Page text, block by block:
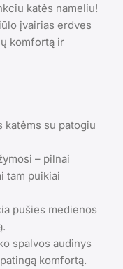
katės nameliu!
įvairias erdves
komfortą ir
katėms su patogiu
– pilnai
tam puikiai
pušies medienos
spalvos audinys
komfortą.